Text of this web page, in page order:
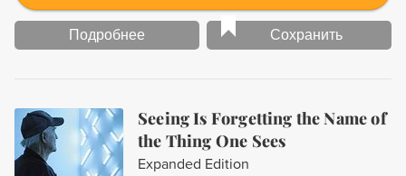
Подробнее Сохранить
Seeing Is Forgetting the Name of
the Thing One Sees
Expanded Edition